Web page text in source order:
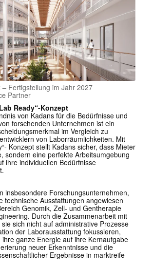
– Fertigstellung im Jahr 2027
Partner
Ready“-Konzept
von Kadans für die Bedürfnisse und
forschenden Unternehmen ist ein
im Vergleich zu
von Laborräumlichkeiten. Mit
Konzept stellt Kadans sicher, dass Mieter
sondern eine perfekte Arbeitsumgebung
ihre individuellen Bedürfnisse
insbesondere Forschungsunternehmen,
technische Ausstattungen angewiesen
Genomik, Zell- und Gentherapie
Durch die Zusammenarbeit mit
sich nicht auf administrative Prozesse
der Laborausstattung fokussieren,
ganze Energie auf ihre Kernaufgabe
neuer Erkenntnisse und die
Ergebnisse in marktreife